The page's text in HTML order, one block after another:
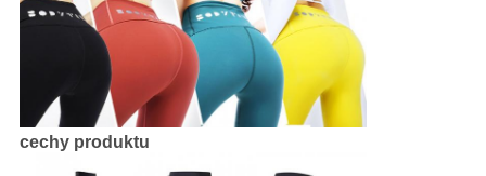
cechy produktu